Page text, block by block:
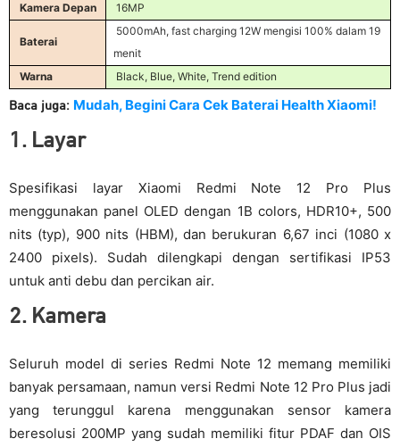
Kamera Depan 16MP
Baterai
5000mAh, fast charging 12W mengisi 100% dalam 19
menit
Warna
Black, Blue, White, Trend edition
Baca juga: Mudah, Begini Cara Cek Baterai Health Xiaomi!
1. Layar
Spesifikasi layar Xiaomi Redmi Note 12 Pro Plus
menggunakan panel OLED dengan 1B colors, HDR10+, 500
nits (typ), 900 nits (HBM), dan berukuran 6,67 inci (1080 x
2400 pixels). Sudah dilengkapi dengan sertifikasi IP53
untuk anti debu dan percikan air.
2. Kamera
Seluruh model di series Redmi Note 12 memang memiliki
banyak persamaan, namun versi Redmi Note 12 Pro Plus jadi
yang terunggul karena menggunakan sensor kamera
beresolusi 200MP yang sudah memiliki fitur PDAF dan OIS